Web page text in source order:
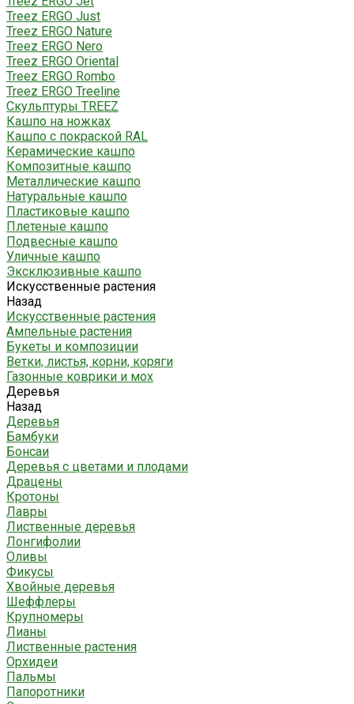
Treez ERGO Just
Treez ERGO Nature
Treez ERGO Nero
Treez ERGO Oriental
Treez ERGO Rombo
Treez ERGO Treeline
Скульптуры TREEZ
Кашпо на ножках
Кашпо с покраской RAL
Керамические кашпо
Композитные кашпо
Металлические кашпо
Натуральные кашпо
Пластиковые кашпо
Плетеные кашпо
Подвесные кашпо
Уличные кашпо
Эксклюзивные кашпо
Искусственные растения
Назад
Искусственные растения
Ампельные растения
Букеты и композиции
Ветки, листья, корни, коряги
Газонные коврики и мох
Деревья
Назад
Деревья
Бамбуки
Бонсаи
Деревья с цветами и плодами
Драцены
Кротоны
Лавры
Лиственные деревья
Лонгифолии
Оливы
Фикусы
Хвойные деревья
Шеффлеры
Крупномеры
Лианы
Лиственные растения
Орхидеи
Пальмы
Папоротники